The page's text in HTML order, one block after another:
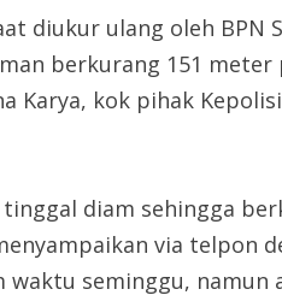
diukur ulang oleh
berkurang 151
Karya, kok pihak
diam sehingga
via telpon
seminggu, namun